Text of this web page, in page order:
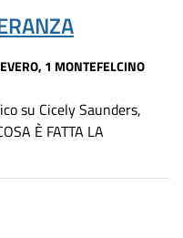
1 MONTEFELCINO
su Cicely Saunders,
È FATTA LA